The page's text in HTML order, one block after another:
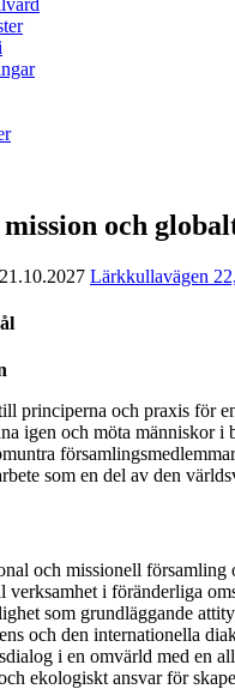
och
Lärkkullavägen
principerna och praxis för
igen och möta människor i
som en del av den
och missionell församling
verksamhet i föränderliga
som grundläggande
och den internationella
i en omvärld med en
ekologiskt ansvar för